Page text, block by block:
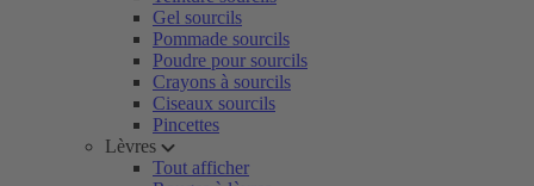
Gel sourcils
Pommade sourcils
Poudre pour sourcils
Crayons à sourcils
Ciseaux sourcils
Pincettes
Lèvres
Tout afficher